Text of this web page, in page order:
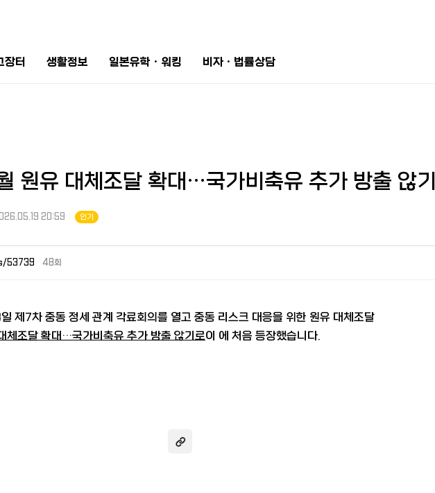
장터 생활정보 일본유학ㆍ워킹 비자ㆍ법률상담
원유 대체조달 확대…국가비축유 추가 방출 않
20:59 인기
53739 48회
제7차 중동 정세 관계 각료회의를 열고 중동 리스크 대응을 위한 원유 대체조달
체조달 확대…국가비축유 추가 방출 않기로이 에 처음 등장했습니다.